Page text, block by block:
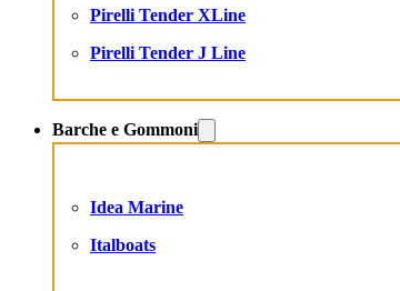
Pirelli Tender XLine
Pirelli Tender J Line
Barche e Gommoni
Idea Marine
Italboats